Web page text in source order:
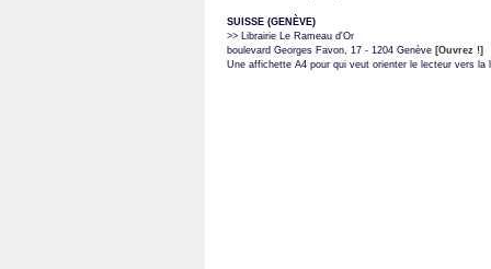
SUISSE (GENÈVE)
>> Librairie Le Rameau d'Or
boulevard Georges Favon, 17 - 1204 Genève [Ouvrez !]
Une affichette A4 pour qui veut orienter le lecteur vers la